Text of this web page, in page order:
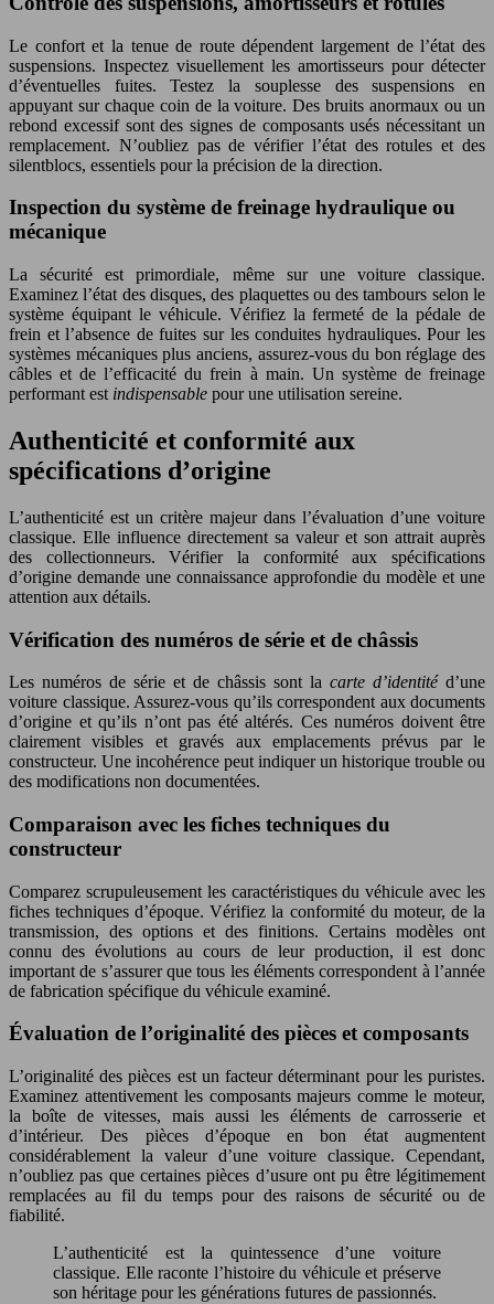
Le confort et la tenue de route dépendent largement de l’état des
suspensions. Inspectez visuellement les amortisseurs pour détecter
d’éventuelles fuites. Testez la souplesse des suspensions en
appuyant sur chaque coin de la voiture. Des bruits anormaux ou un
rebond excessif sont des signes de composants usés nécessitant un
remplacement. N’oubliez pas de vérifier l’état des rotules et des
silentblocs, essentiels pour la précision de la direction.
Inspection du système de freinage hydraulique ou
mécanique
La sécurité est primordiale, même sur une voiture classique.
Examinez l’état des disques, des plaquettes ou des tambours selon le
système équipant le véhicule. Vérifiez la fermeté de la pédale de
frein et l’absence de fuites sur les conduites hydrauliques. Pour les
systèmes mécaniques plus anciens, assurez-vous du bon réglage des
câbles et de l’efficacité du frein à main. Un système de freinage
performant est indispensable pour une utilisation sereine.
Authenticité et conformité aux
spécifications d’origine
L’authenticité est un critère majeur dans l’évaluation d’une voiture
classique. Elle influence directement sa valeur et son attrait auprès
des collectionneurs. Vérifier la conformité aux spécifications
d’origine demande une connaissance approfondie du modèle et une
attention aux détails.
Vérification des numéros de série et de châssis
Les numéros de série et de châssis sont la carte d’identité d’une
voiture classique. Assurez-vous qu’ils correspondent aux documents
d’origine et qu’ils n’ont pas été altérés. Ces numéros doivent être
clairement visibles et gravés aux emplacements prévus par le
constructeur. Une incohérence peut indiquer un historique trouble ou
des modifications non documentées.
Comparaison avec les fiches techniques du
constructeur
Comparez scrupuleusement les caractéristiques du véhicule avec les
fiches techniques d’époque. Vérifiez la conformité du moteur, de la
transmission, des options et des finitions. Certains modèles ont
connu des évolutions au cours de leur production, il est donc
important de s’assurer que tous les éléments correspondent à l’année
de fabrication spécifique du véhicule examiné.
Évaluation de l’originalité des pièces et composants
L’originalité des pièces est un facteur déterminant pour les puristes.
Examinez attentivement les composants majeurs comme le moteur,
la boîte de vitesses, mais aussi les éléments de carrosserie et
d’intérieur. Des pièces d’époque en bon état augmentent
considérablement la valeur d’une voiture classique. Cependant,
n’oubliez pas que certaines pièces d’usure ont pu être légitimement
remplacées au fil du temps pour des raisons de sécurité ou de
fiabilité.
L’authenticité est la quintessence d’une voiture
classique. Elle raconte l’histoire du véhicule et préserve
son héritage pour les générations futures de passionnés.